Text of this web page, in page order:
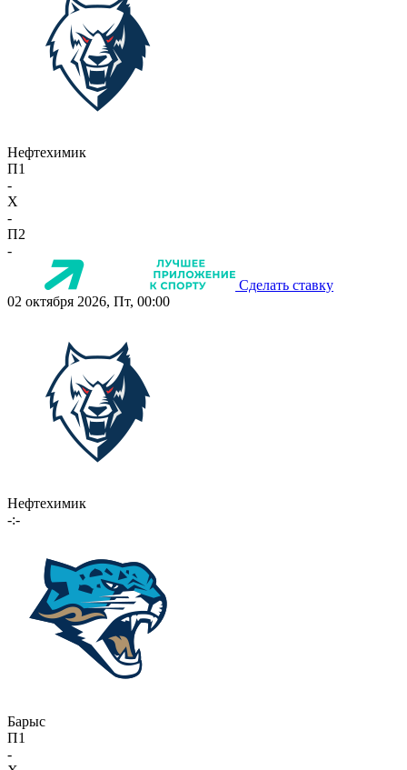
Нефтехимик
П1
-
X
-
П2
-
Сделать ставку
02 октября 2026, Пт, 00:00
Нефтехимик
-:-
Барыс
П1
-